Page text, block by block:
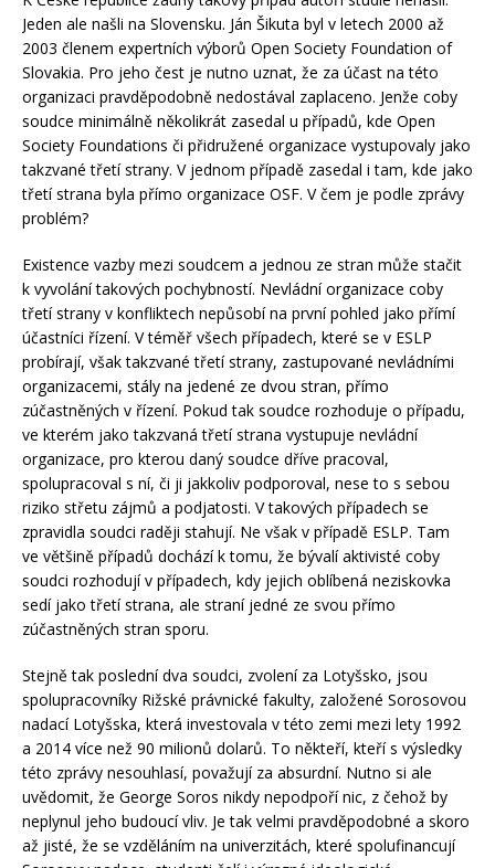
Jeden ale našli na Slovensku. Ján Šikuta byl v letech 2000 až
2003 členem expertních výborů Open Society Foundation of
Slovakia. Pro jeho čest je nutno uznat, že za účast na této
organizaci pravděpodobně nedostával zaplaceno. Jenže coby
soudce minimálně několikrát zasedal u případů, kde Open
Society Foundations či přidružené organizace vystupovaly jako
takzvané třetí strany. V jednom případě zasedal i tam, kde jako
třetí strana byla přímo organizace OSF. V čem je podle zprávy
problém?
Existence vazby mezi soudcem a jednou ze stran může stačit
k vyvolání takových pochybností. Nevládní organizace coby
třetí strany v konfliktech nepůsobí na první pohled jako přímí
účastníci řízení. V téměř všech případech, které se v ESLP
probírají, však takzvané třetí strany, zastupované nevládními
organizacemi, stály na jedené ze dvou stran, přímo
zúčastněných v řízení. Pokud tak soudce rozhoduje o případu,
ve kterém jako takzvaná třetí strana vystupuje nevládní
organizace, pro kterou daný soudce dříve pracoval,
spolupracoval s ní, či ji jakkoliv podporoval, nese to s sebou
riziko střetu zájmů a podjatosti. V takových případech se
zpravidla soudci raději stahují. Ne však v případě ESLP. Tam
ve většině případů dochází k tomu, že bývalí aktivisté coby
soudci rozhodují v případech, kdy jejich oblíbená neziskovka
sedí jako třetí strana, ale straní jedné ze svou přímo
zúčastněných stran sporu.
Stejně tak poslední dva soudci, zvolení za Lotyšsko, jsou
spolupracovníky Rižské právnické fakulty, založené Sorosovou
nadací Lotyšska, která investovala v této zemi mezi lety 1992
a 2014 více než 90 milionů dolarů. To někteří, kteří s výsledky
této zprávy nesouhlasí, považují za absurdní. Nutno si ale
uvědomit, že George Soros nikdy nepodpoří nic, z čehož by
neplynul jeho budoucí vliv. Je tak velmi pravděpodobné a skoro
až jisté, že se vzděláním na univerzitách, které spolufinancují